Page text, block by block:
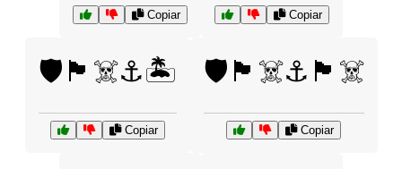
Copiar Copiar
🛡️🏴‍☠️⚓🏝️
Copiar
🛡️🏴‍☠️⚓🏴‍☠️
Copiar